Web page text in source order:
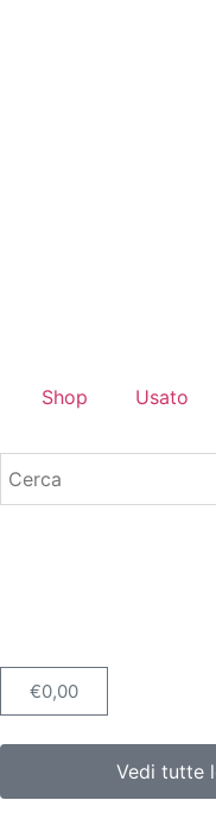
Shop Usato
€0,00
Vedi tutte